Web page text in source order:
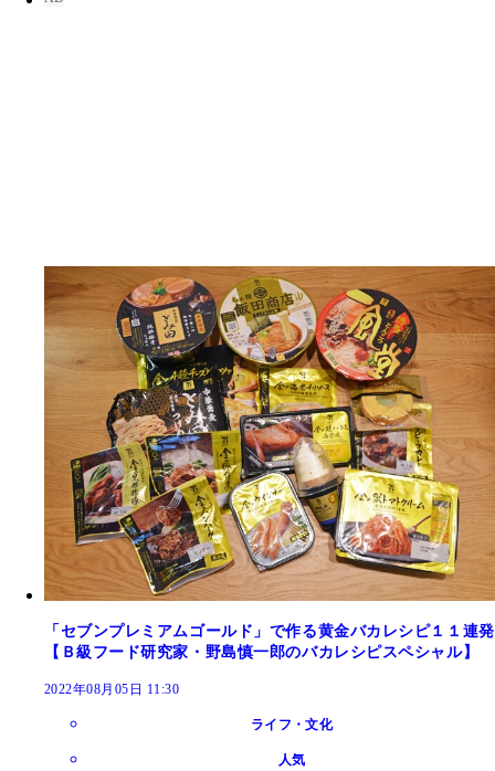
「セブンプレミアムゴールド」で作る黄金バカレシピ１１連発
【Ｂ級フード研究家・野島慎一郎のバカレシピスペシャル】
2022年08月05日 11:30
ライフ・文化
人気